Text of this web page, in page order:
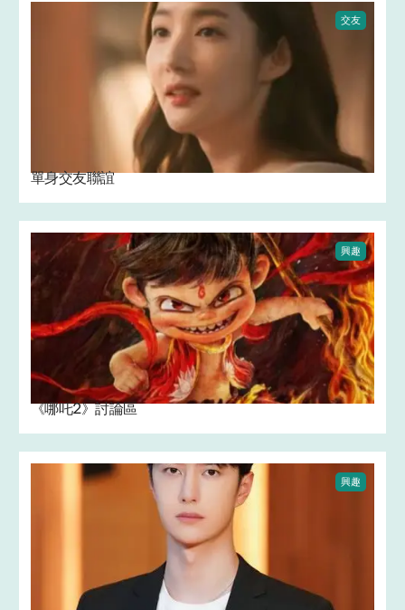
交友
單身交友聯誼
興趣
《哪吒2》討論區
興趣